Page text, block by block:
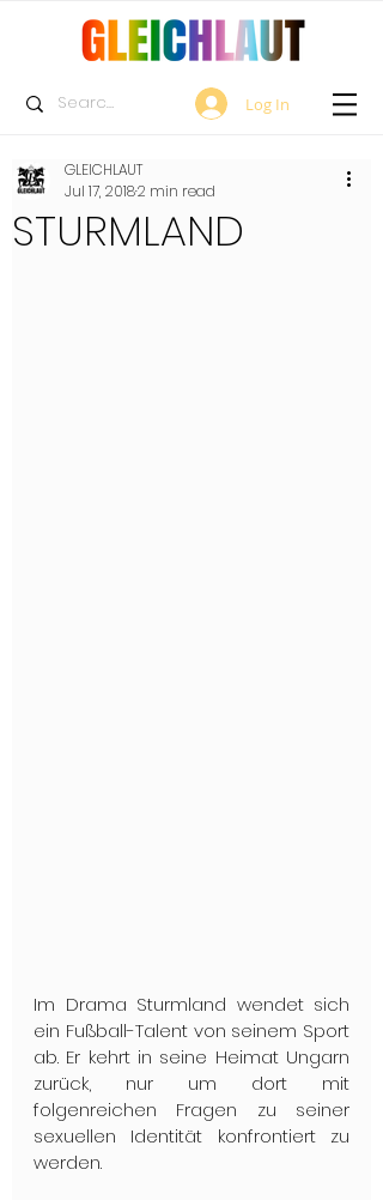
Log In
STURMLAND
GLEICHLAUT
Jul 17, 20182 min read
Im Drama Sturmland wendet sich
ein Fußball-Talent von seinem Sport
ab. Er kehrt in seine Heimat Ungarn
zurück, nur um dort mit
folgenreichen Fragen zu seiner
sexuellen Identität konfrontiert zu
werden.